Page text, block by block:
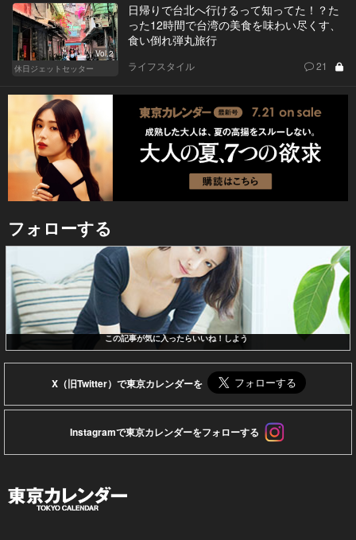
Vol.2
休日ジェットセッター
日帰りで台北へ行けるって知ってた！？た
った12時間で台湾の美食を味わい尽くす、
食い倒れ弾丸旅行
ライフスタイル 21
フォローする
この記事が気に入ったらいいね！しよう
X（旧Twitter）で東京カレンダーを
Instagramで東京カレンダーをフォローする